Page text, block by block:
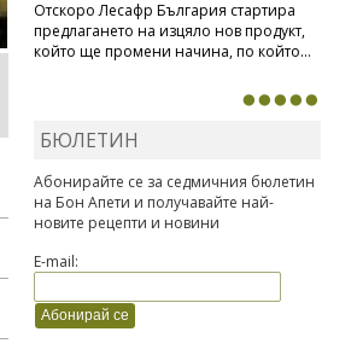
Отскоро Лесафр България стартира
предлагането на изцяло нов продукт,
който ще промени начина, по който...
БЮЛЕТИН
Абонирайте се за седмичния бюлетин
на Бон Апети и получавайте най-
новите рецепти и новини
E-mail: